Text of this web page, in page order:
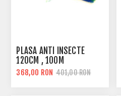
PLASA ANTI INSECTE
120CM , 100M
368,00 RON 401,00 RON